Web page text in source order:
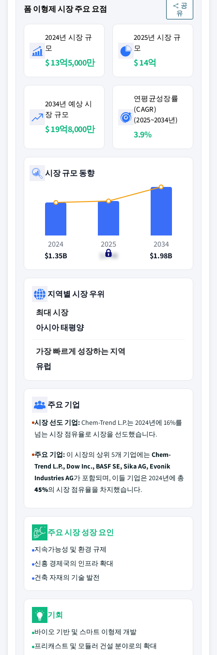
폼 이형제 시장 주요 요점
공
유
2024년 시장 규
모
$ 13억5,000만
2025년 시장 규
모
$ 14억
2034년 예상 시
장 규모
$ 19억8,000만
연평균성장률
(CAGR)
(2025~2034년)
3.9%
시장 규모 동향
2024
$1.35B
2025
$1.4B
2034
$1.98B
지역별 시장 우위
최대 시장
아시아 태평양
가장 빠르게 성장하는 지역
유럽
주요 기업
시장 선도 기업:Chem-Trend L.P.는 2024년에 16%를
넘는 시장 점유율로 시장을 선도했습니다.
주요 기업: 이 시장의 상위 5개 기업에는 Chem-
Trend L.P., Dow Inc., BASF SE, Sika AG, Evonik
Industries AG가 포함되며, 이들 기업은 2024년에 총
45%의 시장 점유율을 차지했습니다.
주요 시장 성장 요인
지속가능성 및 환경 규제
신흥 경제국의 인프라 확대
건축 자재의 기술 발전
기회
바이오 기반 및 스마트 이형제 개발
프리캐스트 및 모듈러 건설 분야로의 확대